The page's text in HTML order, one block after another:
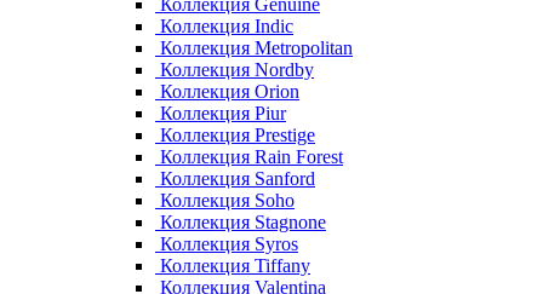
Коллекция Genuine
Коллекция Indic
Коллекция Metropolitan
Коллекция Nordby
Коллекция Orion
Коллекция Piur
Коллекция Prestige
Коллекция Rain Forest
Коллекция Sanford
Коллекция Soho
Коллекция Stagnone
Коллекция Syros
Коллекция Tiffany
Коллекция Valentina